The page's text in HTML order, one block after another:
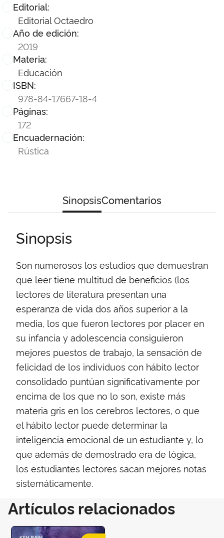
Editorial:
Editorial Octaedro
Año de edición:
2019
Materia:
Educación
ISBN:
978-84-17667-18-4
Páginas:
172
Encuadernación:
Rústica
SinopsisComentarios
Sinopsis
Son numerosos los estudios que demuestran
que leer tiene multitud de beneficios (los
lectores de literatura presentan una
esperanza de vida dos años superior a la
media, los que fueron lectores por placer en
su infancia y adolescencia consiguieron
mejores puestos de trabajo, la sensación de
felicidad de los individuos con hábito lector
consolidado puntúan significativamente por
encima de los que no lo son, existe más
materia gris en los cerebros lectores, o que
el hábito lector puede determinar la
inteligencia emocional de un estudiante y, lo
que además de demostrado era de lógica,
los estudiantes lectores sacan mejores notas
sistemáticamente.
Artículos relacionados